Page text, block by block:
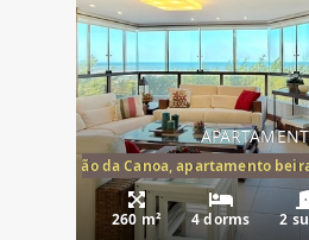
mar Capão da Canoa, apartamento
260 m² 4 dorms 2